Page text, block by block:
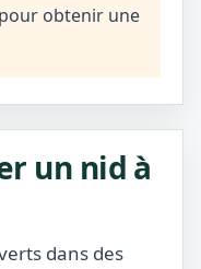
obtenir une
un nid à
dans des